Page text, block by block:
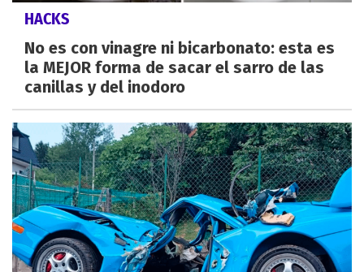
HACKS
No es con vinagre ni bicarbonato: esta es
la MEJOR forma de sacar el sarro de las
canillas y del inodoro